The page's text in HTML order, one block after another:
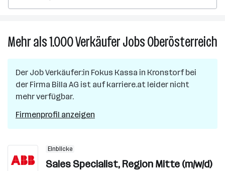
Mehr als 1.000VerkäuferJobsOberösterreich
Der JobVerkäufer:in Fokus Kassa in Kronstorfbei
der Firma Billa AG ist auf karriere.at leider nicht
mehr verfügbar.
Firmenprofil anzeigen
Einblicke
Sales Specialist, Region Mitte (m/w/d)